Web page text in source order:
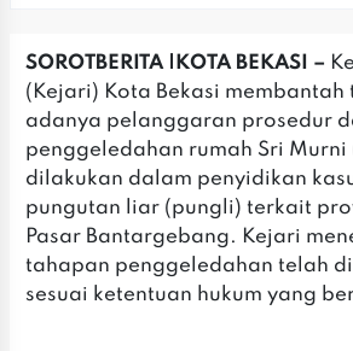
SOROTBERITA |KOTA BEKASI –
(Kejari) Kota Bekasi membantah
adanya pelanggaran prosedur
penggeledahan rumah Sri Murni
dilakukan dalam penyidikan
pungutan liar (pungli) terkait
Pasar Bantargebang. Kejari
tahapan penggeledahan telah
sesuai ketentuan hukum yang